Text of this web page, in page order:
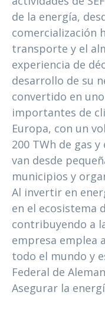
de la energía,
comercialización
transporte y el
experiencia de
desarrollo de su
convertido en
importantes de
Europa, con un
200 TWh de gas
van desde
municipios y
Al invertir en
en el ecosistema
contribuyendo a
empresa emplea
todo el mundo y
Federal de
Asegurar la